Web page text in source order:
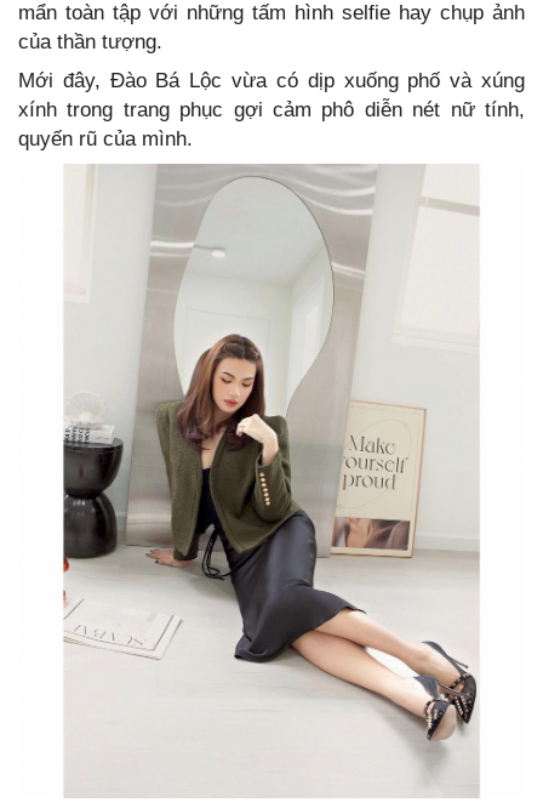
mẩn toàn tập với những tấm hình selfie hay chụp ảnh
của thần tượng.
Mới đây, Đào Bá Lộc vừa có dịp xuống phố và xúng
xính trong trang phục gợi cảm phô diễn nét nữ tính,
quyến rũ của mình.